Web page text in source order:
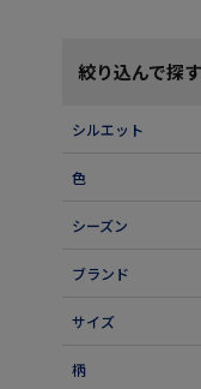
絞り込んで探す
シルエット
色
シーズン
ブランド
サイズ
柄